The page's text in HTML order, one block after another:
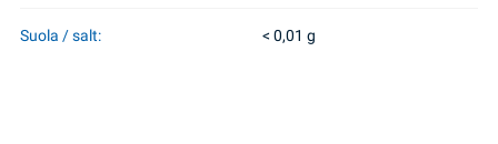
Suola / salt: < 0,01 g